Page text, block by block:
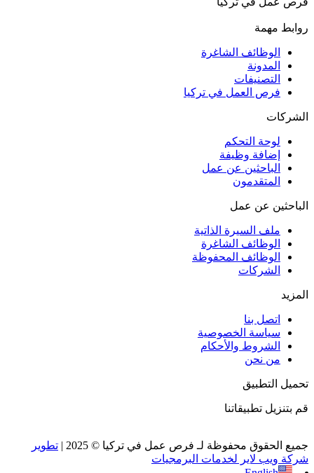
روابط مهمة
الوظائف الشاغرة
المدونة
التصنيفات
فرص العمل في تركيا
الشركات
لوحة التحكم
إضافة وظيفة
الباحثين عن عمل
المتقدمون
الباحثين عن عمل
ملف السيرة الذاتية
الوظائف الشاغرة
الوظائف المحفوظة
الشركات
المزيد
اتصل بنا
سياسة الخصوصية
الشروط والأحكام
من نحن
تحميل التطبيق
قم بتنزيل تطبيقاتنا
جميع الحقوق محفوظة لـ فرص عمل في تركيا © 2025 |
تطوير
شركة ويب لاير لخدمات البرمجيات